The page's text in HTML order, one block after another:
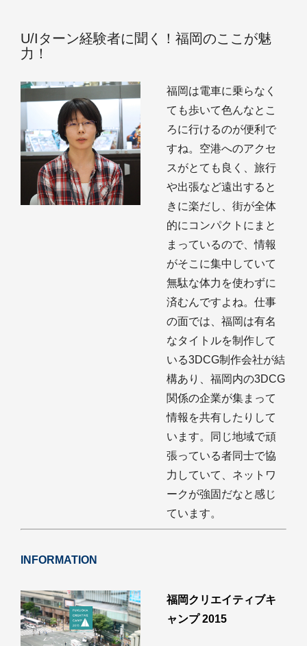
U/Iターン経験者に聞く！福岡のここが魅
力！
福岡は電車に乗らなく
ても歩いて色んなとこ
ろに行けるのが便利で
すね。空港へのアクセ
スがとても良く、旅行
や出張など遠出すると
きに楽だし、街が全体
的にコンパクトにまと
まっているので、情報
がそこに集中していて
無駄な体力を使わずに
済むんですよね。仕事
の面では、福岡は有名
なタイトルを制作して
いる3DCG制作会社が結
構あり、福岡内の3DCG
関係の企業が集まって
情報を共有したりして
います。同じ地域で頑
張っている者同士で協
力していて、ネットワ
ークが強固だなと感じ
ています。
INFORMATION
福岡クリエイティブキ
ャンプ 2015